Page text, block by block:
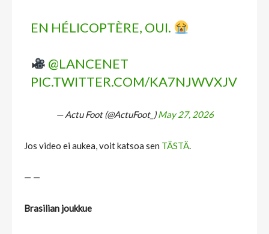
EN HÉLICOPTÈRE, OUI.
@LANCENET
PIC.TWITTER.COM/KA7NJWVXJV
— Actu Foot (@ActuFoot_)May 27, 2026
Jos video ei aukea, voit katsoa sen TÄSTÄ.
— —
Brasilian joukkue